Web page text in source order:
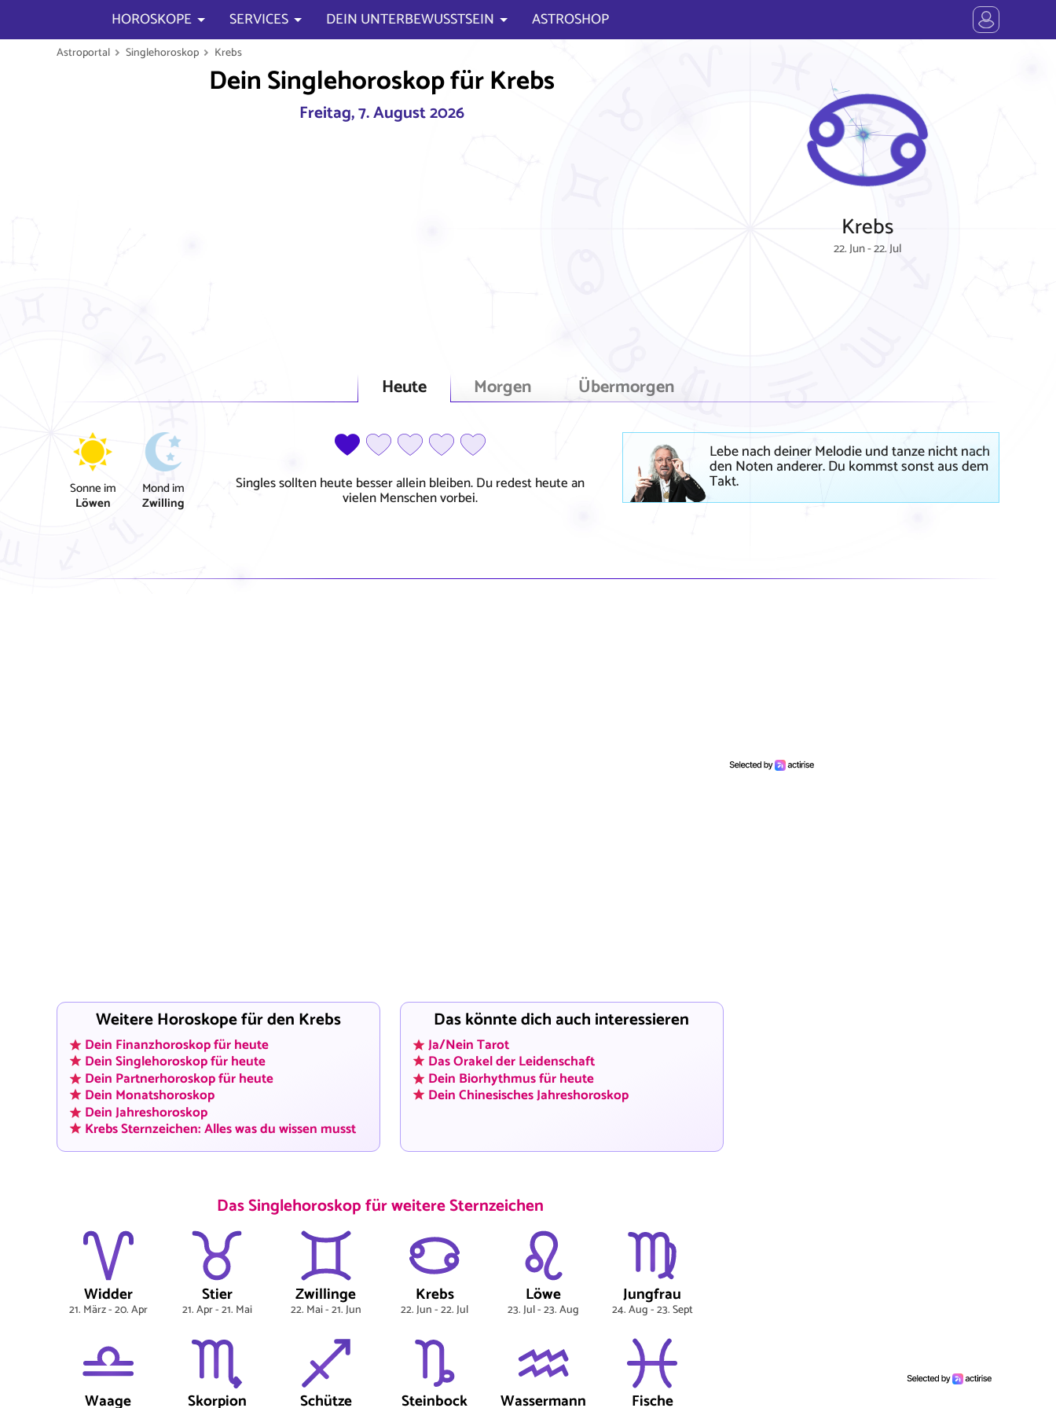
HOROSKOPE SERVICES DEIN UNTERBEWUSSTSEIN ASTROSHOP
Astroportal Singlehoroskop Krebs
Dein Singlehoroskop für Krebs
Freitag, 7. August 2026
Krebs
22. Jun - 22. Jul
Heute Morgen Übermorgen
Sonneim
Löwen
Mondim
Zwilling
Singles sollten heute besser allein bleiben. Du redest heute an
vielen Menschen vorbei.
Lebe nach deiner Melodie und tanze nicht nach
den Noten anderer. Du kommst sonst aus dem
Takt.
Weitere Horoskope für den Krebs
Dein Finanzhoroskop für heute
Dein Singlehoroskop für heute
Dein Partnerhoroskop für heute
Dein Monatshoroskop
Dein Jahreshoroskop
Krebs Sternzeichen: Alles was du wissen musst
Das könnte dich auch interessieren
Ja/Nein Tarot
Das Orakel der Leidenschaft
Dein Biorhythmus für heute
Dein Chinesisches Jahreshoroskop
Das Singlehoroskop für weitere Sternzeichen
Widder
21. März - 20. Apr
Stier
21. Apr - 21. Mai
Zwillinge
22. Mai - 21. Jun
Krebs
22. Jun - 22. Jul
Löwe
23. Jul - 23. Aug
Jungfrau
24. Aug - 23. Sept
Waage Skorpion Schütze Steinbock Wassermann Fische